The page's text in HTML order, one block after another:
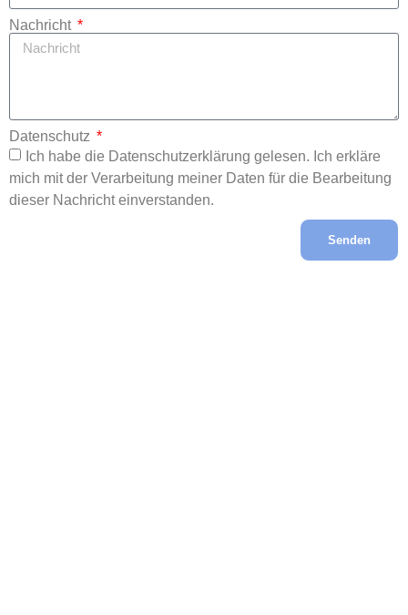
Nachricht
Datenschutz
Ich habe die Datenschutzerklärung gelesen. Ich erkläre
mich mit der Verarbeitung meiner Daten für die Bearbeitung
dieser Nachricht einverstanden.
Senden